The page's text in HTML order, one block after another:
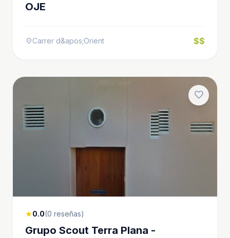
OJE
location_onCarrer d&apos;Orient $$
favorite
star0.0(0 reseñas)
Grupo Scout Terra Plana -